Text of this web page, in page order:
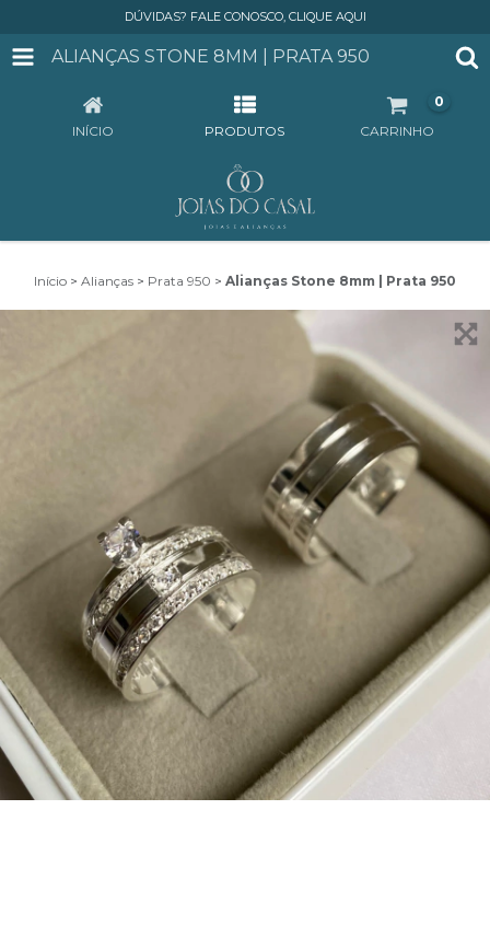
DÚVIDAS? FALE CONOSCO, CLIQUE AQUI
ALIANÇAS STONE 8MM | PRATA 950
INÍCIO PRODUTOS CARRINHO
0
Início > Alianças > Prata 950 > Alianças Stone 8mm | Prata 950